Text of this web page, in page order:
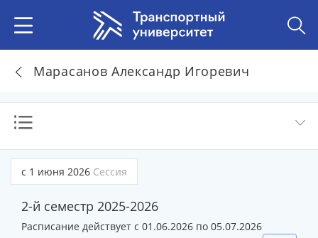
Марасанов Александр Игоревич
с 1 июня 2026 Сессия
2-й семестр 2025-2026
Расписание действует с 01.06.2026 по 05.07.2026